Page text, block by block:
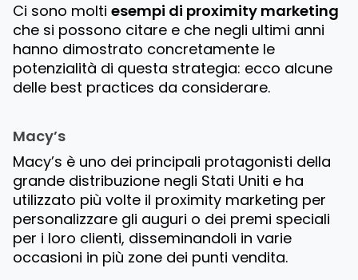
Ci sono moltiesempi di proximity marketing
che si possono citare e che negli ultimi anni
hanno dimostrato concretamente le
potenzialità di questa strategia: ecco alcune
delle best practices da considerare.
Macy’s
Macy’s è uno dei principali protagonisti della
grande distribuzione negli Stati Uniti e ha
utilizzato più volte il proximity marketing per
personalizzare gli auguri o dei premi speciali
per i loro clienti, disseminandoli in varie
occasioni in più zone dei punti vendita.